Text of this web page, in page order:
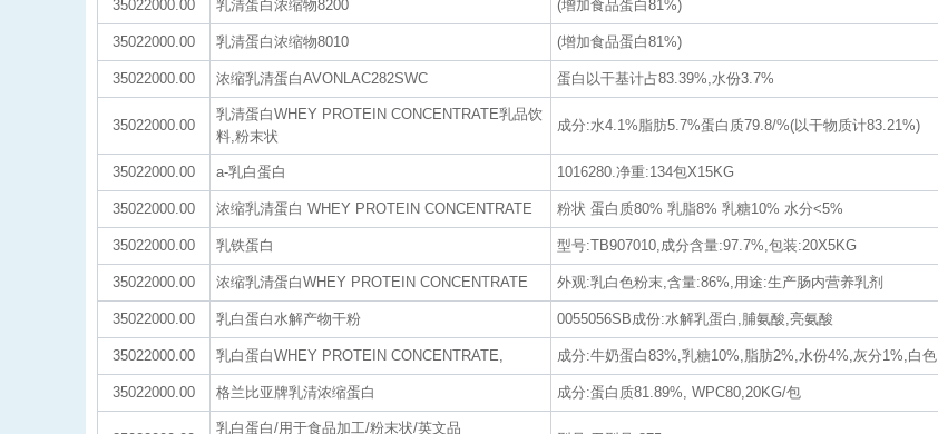
35022000.00 乳清蛋白浓缩物8200 (增加食品蛋白81%)
35022000.00 乳清蛋白浓缩物8010 (增加食品蛋白81%)
35022000.00 浓缩乳清蛋白AVONLAC282SWC 蛋白以干基计占83.39%,水份3.7%
35022000.00
乳清蛋白WHEY PROTEIN CONCENTRATE乳品饮
料,粉末状
成分:水4.1%脂肪5.7%蛋白质79.8/%(以干物质计83.21%)
35022000.00 a-乳白蛋白 1016280.净重:134包X15KG
35022000.00 浓缩乳清蛋白 WHEY PROTEIN CONCENTRATE 粉状 蛋白质80% 乳脂8% 乳糖10% 水分<5%
35022000.00 乳铁蛋白 型号:TB907010,成分含量:97.7%,包装:20X5KG
35022000.00 浓缩乳清蛋白WHEY PROTEIN CONCENTRATE 外观:乳白色粉末,含量:86%,用途:生产肠内营养乳剂
35022000.00 乳白蛋白水解产物干粉 0055056SB成份:水解乳蛋白,脯氨酸,亮氨酸
35022000.00 乳白蛋白WHEY PROTEIN CONCENTRATE, 成分:牛奶蛋白83%,乳糖10%,脂肪2%,水份4%,灰分1%,白色
35022000.00 格兰比亚牌乳清浓缩蛋白 成分:蛋白质81.89%, WPC80,20KG/包
乳白蛋白/用于食品加工/粉末状/英文品